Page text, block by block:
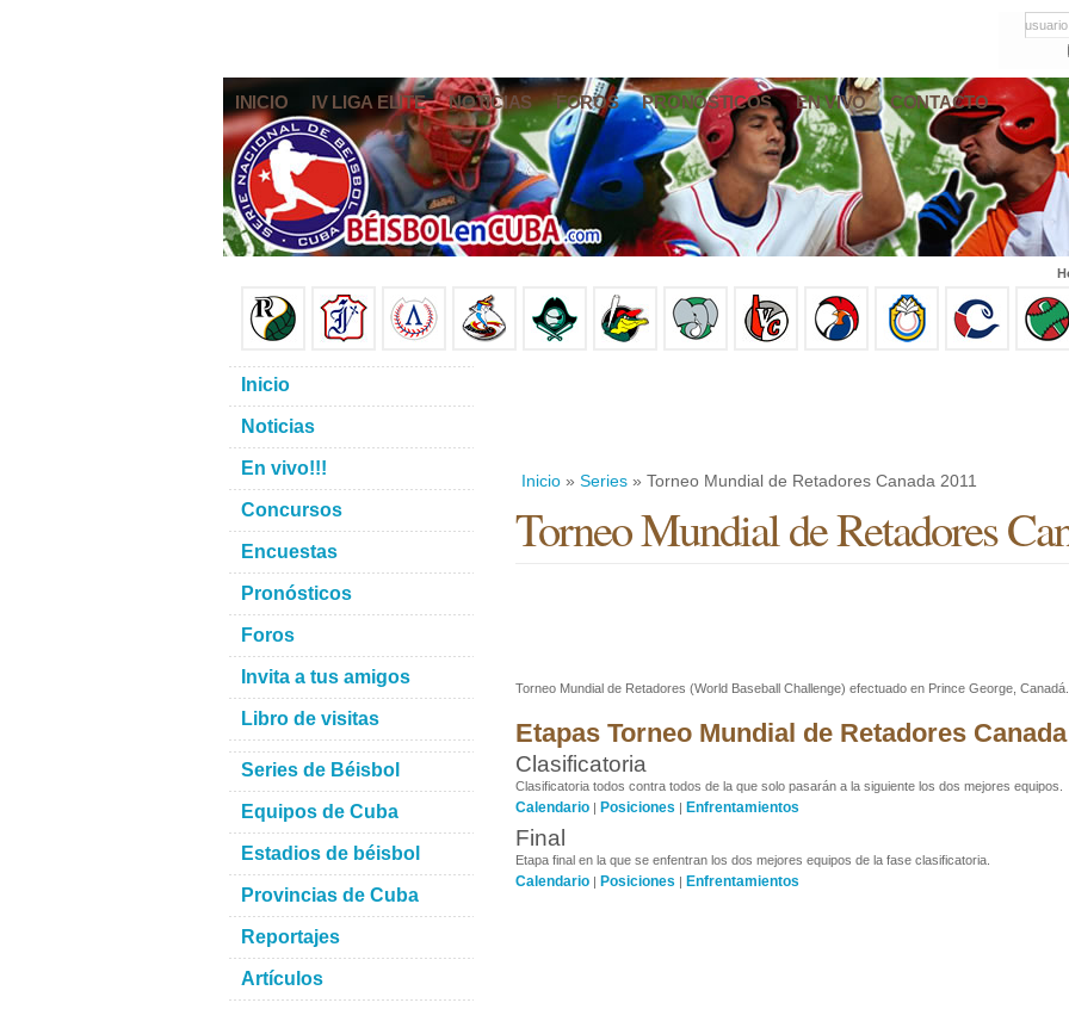
INICIO IV LIGA ELITE NOTICIAS FOROS PRONÓSTICOS EN VIVO CONTACTO
Inicio » Series » Torneo Mundial de Retadores Canada 2011
Torneo Mundial de Retadores
Torneo Mundial de Retadores (World Baseball Challenge) efectuado en Prince George, Canadá.
Etapas Torneo Mundial de Retadores
Clasificatoria
Clasificatoria todos contra todos de la que solo pasarán a la siguiente los dos mejores equipos.
Calendario | Posiciones | Enfrentamientos
Final
Etapa final en la que se enfentran los dos mejores equipos de la fase clasificatoria.
Calendario | Posiciones | Enfrentamientos
Inicio
Noticias
En vivo!!!
Concursos
Encuestas
Pronósticos
Foros
Invita a tus amigos
Libro de visitas
Series de Béisbol
Equipos de Cuba
Estadios de béisbol
Provincias de Cuba
Reportajes
Artículos